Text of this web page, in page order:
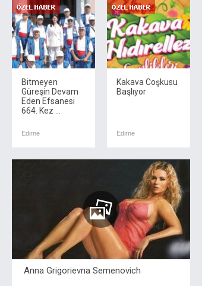
Bitmeyen
Güreşin Devam
Eden Efsanesi
664. Kez ...
Edirne
Kakava Coşkusu
Başlıyor
Edirne
Anna Grigorievna Semenovich